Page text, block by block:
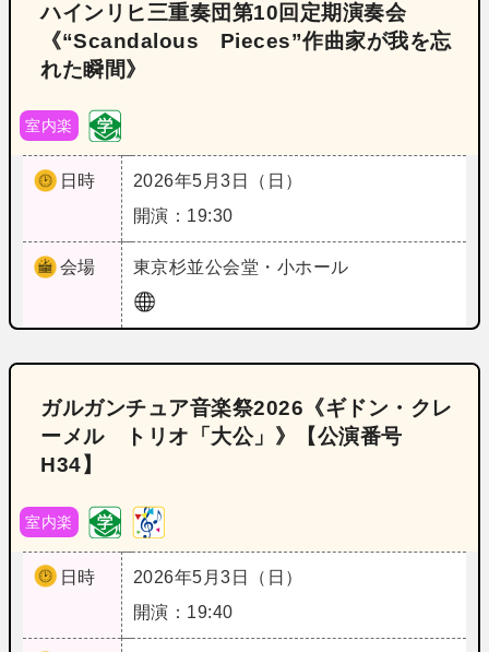
ハインリヒ三重奏団第10回定期演奏会
《“Scandalous Pieces”作曲家が我を忘
れた瞬間》
室内楽
日時
2026年5月3日（日）
開演：19:30
会場 東京杉並公会堂・小ホール
ガルガンチュア音楽祭2026《ギドン・クレ
ーメル トリオ「大公」》【公演番号
H34】
室内楽
日時
2026年5月3日（日）
開演：19:40